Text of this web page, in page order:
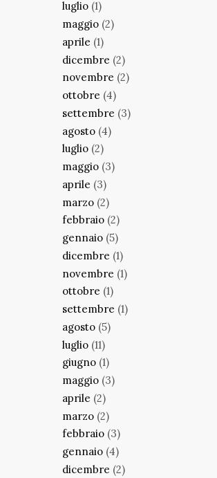
luglio (1)
maggio (2)
aprile (1)
dicembre (2)
novembre (2)
ottobre (4)
settembre (3)
agosto (4)
luglio (2)
maggio (3)
aprile (3)
marzo (2)
febbraio (2)
gennaio (5)
dicembre (1)
novembre (1)
ottobre (1)
settembre (1)
agosto (5)
luglio (11)
giugno (1)
maggio (3)
aprile (2)
marzo (2)
febbraio (3)
gennaio (4)
dicembre (2)